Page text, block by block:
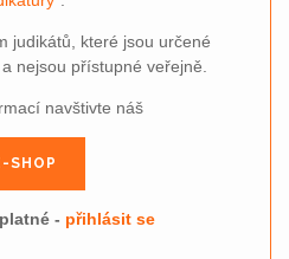
judikátů, které jsou určené
nejsou přístupné veřejně.
navštivte náš
SHOP
- přihlásit se